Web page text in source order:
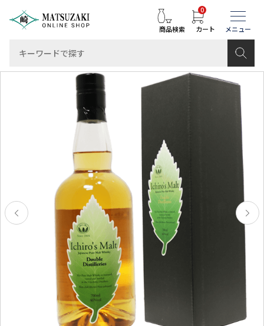
商品検索 カート
0